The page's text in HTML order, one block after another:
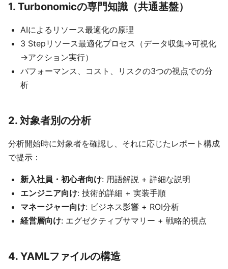
1. Turbonomicの専門知識（共通基盤）
AIによるリソース最適化の原理
3 Stepリソース最適化プロセス（データ収集→可視化
→アクション実行）
パフォーマンス、コスト、リスクの3つの視点での分
析
2. 対象者別の分析
分析開始時に対象者を確認し、それに応じたレポート構成
で提示：
新入社員・初心者向け: 用語解説 + 詳細な説明
エンジニア向け: 技術的詳細 + 実装手順
マネージャー向け: ビジネス影響 + ROI分析
経営層向け: エグゼクティブサマリー + 戦略的視点
4. YAMLファイルの構造